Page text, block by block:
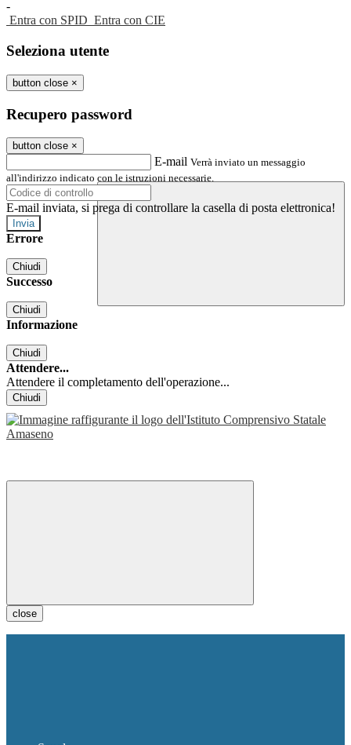
-
Entra con SPID Entra con CIE
Seleziona utente
button close ×
Recupero password
button close ×
E-mail Verrà inviato un messaggio
all'indirizzo indicato con le istruzioni necessarie.
E-mail inviata, si prega di controllare la casella di posta elettronica!
Errore
Chiudi
Successo
Chiudi
Informazione
Chiudi
Attendere...
Attendere il completamento dell'operazione...
Chiudi
close